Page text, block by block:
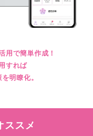
用で簡単作成！
すれば
明瞭化。
ススメ